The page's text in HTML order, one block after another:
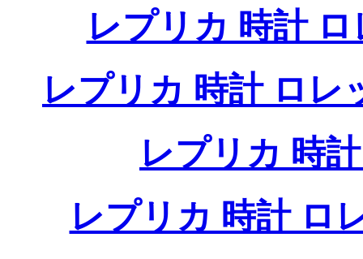
レプリカ 時計
レプリカ 時計 ロレ
レプリカ 時
レプリカ 時計 ロ